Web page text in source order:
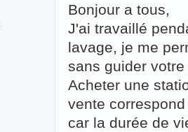
Bonjour a tous,
J'ai travaillé
lavage, je me
sans guider
Acheter une
vente
car la durée de